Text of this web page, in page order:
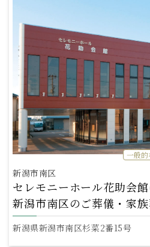
一般
新潟市南区
セレモニーホール花助会
新潟市南区のご葬儀・家
新潟県新潟市南区杉菜2番15号